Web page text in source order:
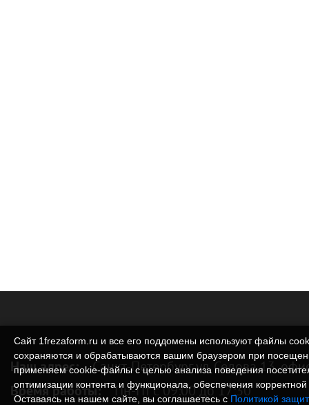
Наш адрес: Санкт-Петербург ул. Седова 13,
Время работы: Пн-Пт с 09:00 до 17:30
Сайт 1frezaform.ru и все его поддомены используют файлы
сохраняются и обрабатываются вашим браузером при
применяем cookie‑файлы с целью анализа поведения
оптимизации контента и функционала, обеспечения
Оставаясь на нашем сайте, вы соглашаетесь с Политикой